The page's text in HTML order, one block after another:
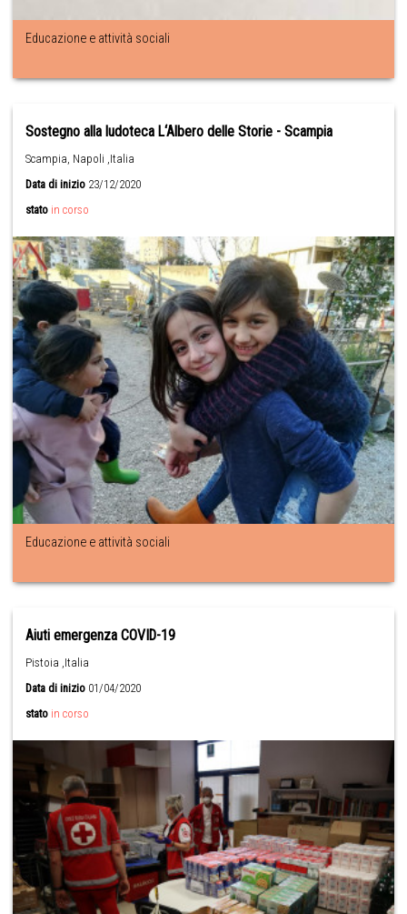
Educazione e attività sociali
Sostegno alla ludoteca L‘Albero delle Storie - Scampia
Scampia, Napoli ,Italia
Data di inizio 23/12/2020
stato in corso
Educazione e attività sociali
Aiuti emergenza COVID-19
Pistoia ,Italia
Data di inizio 01/04/2020
stato in corso